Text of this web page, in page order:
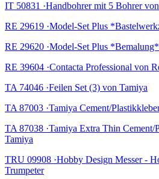
IT 50831 ·Handbohrer mit 5 Bohrer
RE 29619 ·Model-Set Plus
RE 29620 ·Model-Set Plus
RE 39604 ·Contacta Professional von
TA 74046 ·Feilen Set (3) von Tamiya
TA 87003 ·Tamiya Cement/
TA 87038 ·Tamiya Extra Thin Cement/
Tamiya
TRU 09908 ·Hobby Design Messer -
Trumpeter